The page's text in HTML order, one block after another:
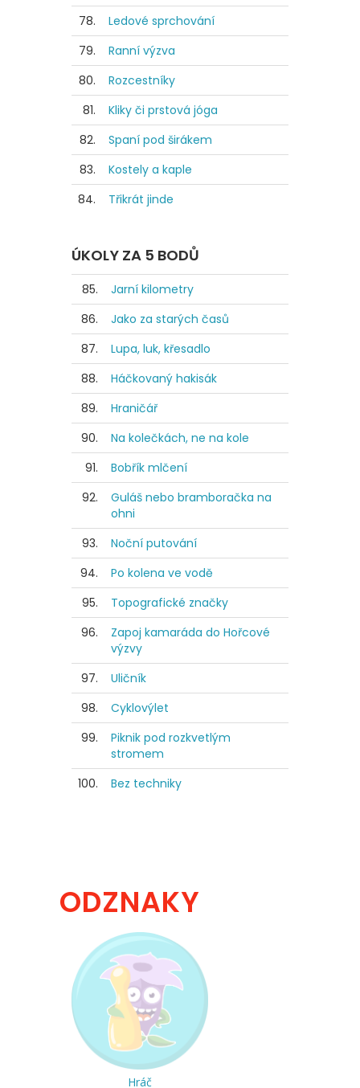
78.
Ledové sprchování
79.
Ranní výzva
80.
Rozcestníky
81.
Kliky či prstová jóga
82.
Spaní pod širákem
83.
Kostely a kaple
84.
Třikrát jinde
ÚKOLY ZA 5 BODŮ
85.
Jarní kilometry
86.
Jako za starých časů
87.
Lupa, luk, křesadlo
88.
Háčkovaný hakisák
89.
Hraničář
90.
Na kolečkách, ne na kole
91.
Bobřík mlčení
92.
Guláš nebo bramboračka na
ohni
93.
Noční putování
94.
Po kolena ve vodě
95.
Topografické značky
96.
Zapoj kamaráda do Hořcové
výzvy
97.
Uličník
98.
Cyklovýlet
99.
Piknik pod rozkvetlým
stromem
100.
Bez techniky
ODZNAKY
Hráč